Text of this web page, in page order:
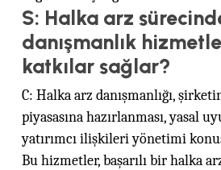
S: Halka arz
danışmanlık
katkılar sağlar?
C: Halka arz danışmanlığı,
piyasasına hazırlanması, yasal
yatırımcı ilişkileri yönetimi
Bu hizmetler, başarılı bir halka